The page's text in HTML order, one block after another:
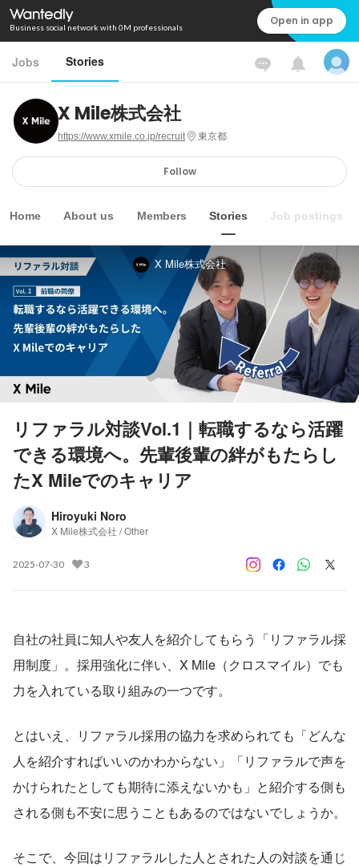
Business social network with 0M professionals Open in app
Jobs Stories
X Mile株式会社
https://www.xmile.co.jp/recruit 東京都
Follow
Home About us Members Stories Job postings
X Mile株式会社
リファラル対談Vol.1｜転職するなら活躍
できる環境へ。先輩後輩の絆がもたらし
たX Mileでのキャリア
Hiroyuki Noro
X Mile株式会社 / Other
2025-07-30 3
自社の社員に知人や友人を紹介してもらう「リファラル採
用制度」。採用強化に伴い、X Mile（クロスマイル）でも
力を入れている取り組みの一つです。
とはいえ、リファラル採用の協力を求められても「どんな
人を紹介すればいいのかわからない」「リファラルで声を
かけられたとしても期待に添えないかも」と紹介する側も
される側も不安に思うこともあるのではないでしょうか。
そこで、今回はリファラルした人とされた人の対談を通じ